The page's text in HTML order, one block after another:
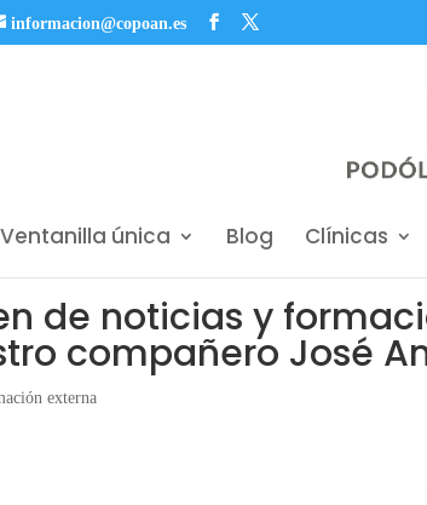
informacion@copoan.es
Ventanilla única Blog Clínicas
de noticias y
compañero José
externa